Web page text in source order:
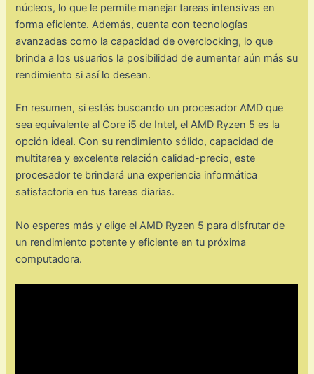
núcleos, lo que le permite manejar tareas intensivas en
forma eficiente. Además, cuenta con tecnologías
avanzadas como la capacidad de overclocking, lo que
brinda a los usuarios la posibilidad de aumentar aún más su
rendimiento si así lo desean.
En resumen, si estás buscando un procesador AMD que
sea equivalente al Core i5 de Intel, el AMD Ryzen 5 es la
opción ideal. Con su rendimiento sólido, capacidad de
multitarea y excelente relación calidad-precio, este
procesador te brindará una experiencia informática
satisfactoria en tus tareas diarias.
No esperes más y elige el AMD Ryzen 5 para disfrutar de
un rendimiento potente y eficiente en tu próxima
computadora.